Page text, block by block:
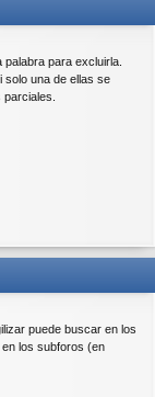
palabra para excluirla.
solo una de ellas se
puede buscar en los
los subforos (en